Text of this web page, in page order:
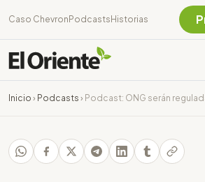
Caso Chevron Podcasts Historias
Inicio › Podcasts › Podcast: ONG serán